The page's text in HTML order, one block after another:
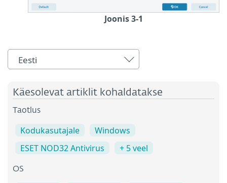
Joonis 3-1
Eesti
Käesolevat artiklit kohaldatakse
Taotlus
Kodukasutajale
Windows
ESET NOD32 Antivirus
+ 5 veel
OS